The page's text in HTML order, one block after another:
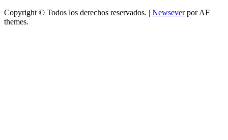
Copyright © Todos los derechos reservados. | Newseverpor AF
themes.